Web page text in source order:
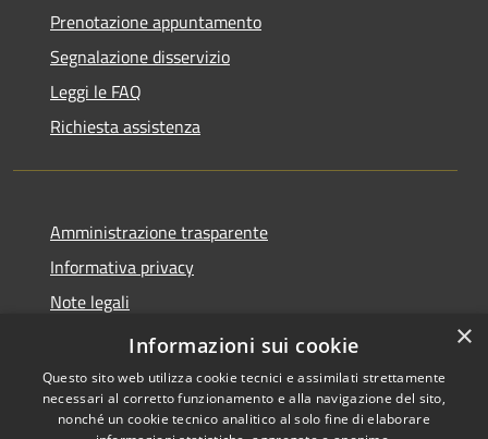
Prenotazione appuntamento
Segnalazione disservizio
Leggi le FAQ
Richiesta assistenza
Amministrazione trasparente
Informativa privacy
Note legali
Dichiarazione di accessibilità
×
Informazioni sui cookie
Questo sito web utilizza cookie tecnici e assimilati strettamente
necessari al corretto funzionamento e alla navigazione del sito,
nonché un cookie tecnico analitico al solo fine di elaborare